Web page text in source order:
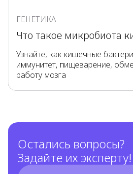
ГЕНЕТИКА
Что такое микробиота
Узнайте, как кишечные
иммунитет, пищеварение,
работу мозга
Остались вопросы?
Задайте их эксперту!
full_name